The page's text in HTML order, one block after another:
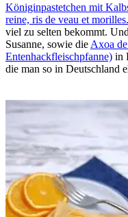
Königinpastetchen mit
reine, ris de veau et morilles.
viel zu selten bekommt.
Susanne, sowie die Axoa
Entenhackfleischpfanne) in
die man so in Deutschland